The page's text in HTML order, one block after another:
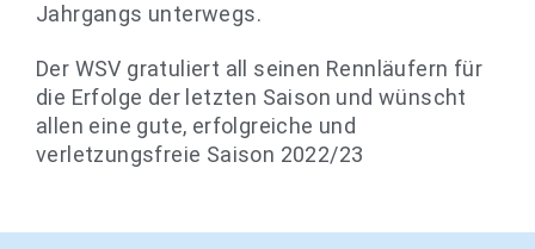
Jahrgangs unterwegs.
Der WSV gratuliert all seinen Rennläufern für
die Erfolge der letzten Saison und wünscht
allen eine gute, erfolgreiche und
verletzungsfreie Saison 2022/23